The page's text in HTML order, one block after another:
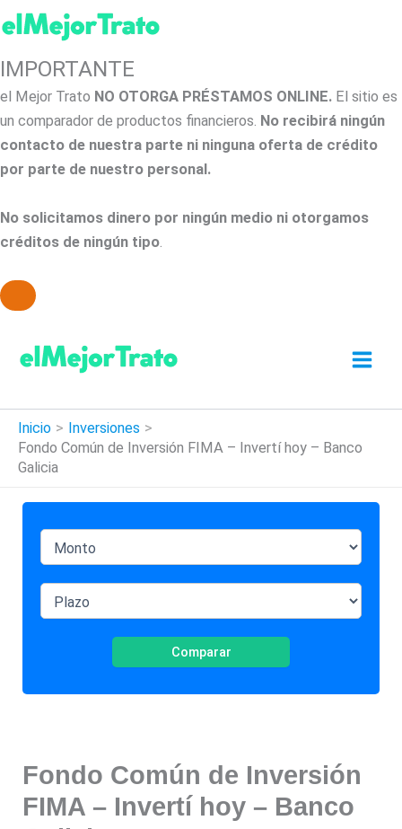
IMPORTANTE
el Mejor Trato NO OTORGA PRÉSTAMOS ONLINE. El sitio es
un comparador de productos financieros. No recibirá ningún
contacto de nuestra parte ni ninguna oferta de crédito
por parte de nuestro personal.
No solicitamos dinero por ningún medio ni otorgamos
créditos de ningún tipo.
contenido
Inicio
Inversiones
Fondo Común de Inversión FIMA – Invertí hoy – Banco
Galicia
Comparar
Fondo Común de Inversión
FIMA – Invertí hoy – Banco